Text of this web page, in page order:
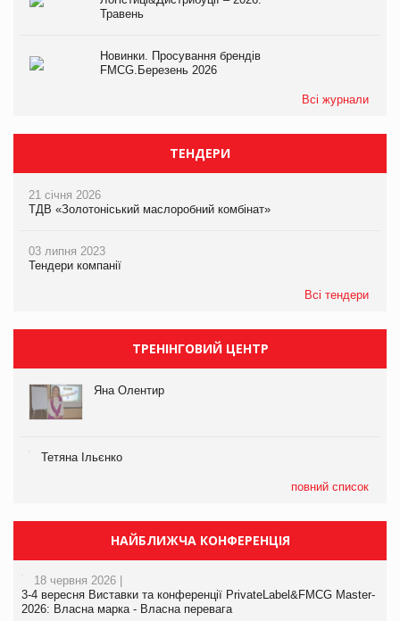
Травень
Новинки. Просування брендів
FMCG.Березень 2026
Всі журнали
ТЕНДЕРИ
21 січня 2026
ТДВ «Золотоніський маслоробний комбінат»
03 липня 2023
Тендери компанії
Всі тендери
ТРЕНІНГОВИЙ ЦЕНТР
Яна Олентир
Тетяна Ільєнко
повний список
НАЙБЛИЖЧА КОНФЕРЕНЦІЯ
18 червня 2026 |
3-4 вересня Виставки та конференції PrivateLabel&FMCG Master-
2026: Власна марка - Власна перевага